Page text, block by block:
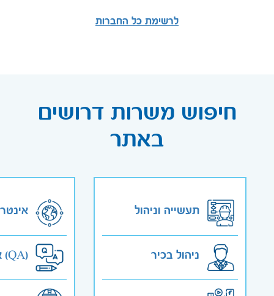
לרשימת כל החברות
חיפוש משרות דרושים
באתר
תעשייה וניהול
ניהול בכיר אבטחת איכות (QA)